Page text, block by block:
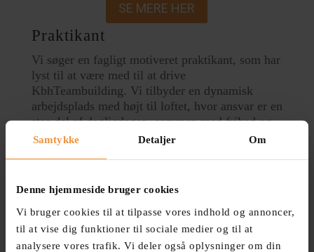
Samtykke Detaljer Om
Denne hjemmeside bruger cookies
Vi bruger cookies til at tilpasse vores indhold og annoncer,
til at vise dig funktioner til sociale medier og til at
analysere vores trafik. Vi deler også oplysninger om din
SE MERE HER
Praktikant
Vi søger en fagligt motiveret praktikant, som har
lyst til at være med til at drive
KbhTeambuilding. Vi tilbyder en dynamisk
arbejdsplads med højt til loftet, hvor ansvar er en
stor del af dagligdagen, sammen med frihed og
mulighed for at præge en virksomhed i vækst. Vi
en del af virksomheden efter endt praktikophold
som teambuilding instruktør.
LÆS MERE